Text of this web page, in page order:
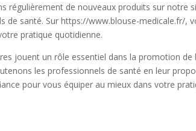
régulièrement de nouveaux produits sur notre
de santé. Sur https://www.blouse-medicale.fr/,
pratique quotidienne.
jouent un rôle essentiel dans la promotion
les professionnels de santé en leur
pour vous équiper au mieux dans votre